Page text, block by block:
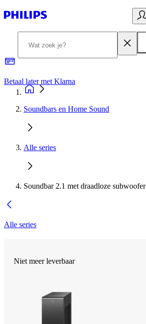
Betaal later met Klarna
Soundbars en Home Sound
Alle series
Soundbar 2.1 met draadloze subwoofer
Alle series
Niet meer leverbaar